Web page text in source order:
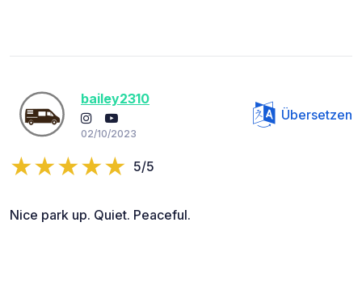
bailey2310
02/10/2023
Übersetzen
5/5
Nice park up. Quiet. Peaceful.